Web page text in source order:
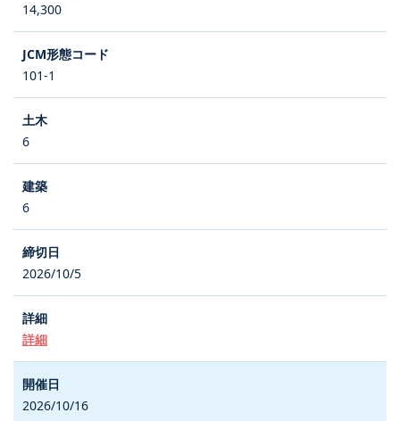
14,300
101-1
6
6
2026/10/5
詳細
2026/10/16